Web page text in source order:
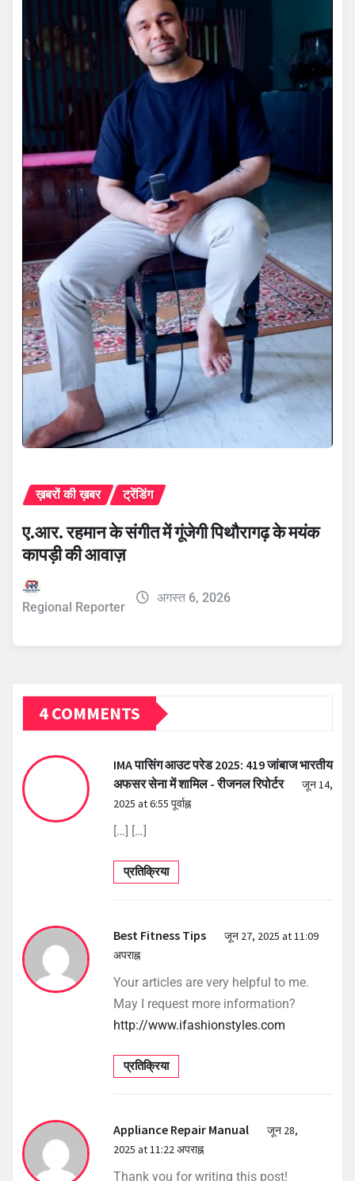
ख़बरों की ख़बर ट्रेंडिंग
ए.आर. रहमान के संगीत में गूंजेगी पिथौरागढ़ के मयंक
कापड़ी की आवाज़
Regional Reporter
अगस्त 6, 2026
4 COMMENTS
IMA पासिंग आउट परेड 2025: 419 जांबाज भारतीय
अफसर सेना में शामिल - रीजनल रिपोर्टर
जून 14,
2025 at 6:55 पूर्वाह्न
[…] […]
प्रतिक्रिया
Best Fitness Tips
जून 27, 2025 at 11:09
अपराह्न
Your articles are very helpful to me.
May I request more information?
http://www.ifashionstyles.com
प्रतिक्रिया
Appliance Repair Manual
जून 28,
2025 at 11:22 अपराह्न
Thank you for writing this post!